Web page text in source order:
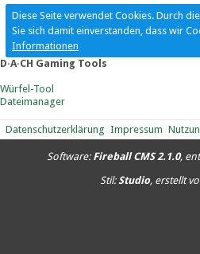
Diese Seite verwendet Cookies. Durch
Sie sich damit einverstanden, dass wir
Informationen
D·A·CH Gaming Tools
Würfel-Tool
Dateimanager
Datenschutzerklärung Impressum
Software: Fireball CMS 2.1.0,
Stil:Studio, erstellt